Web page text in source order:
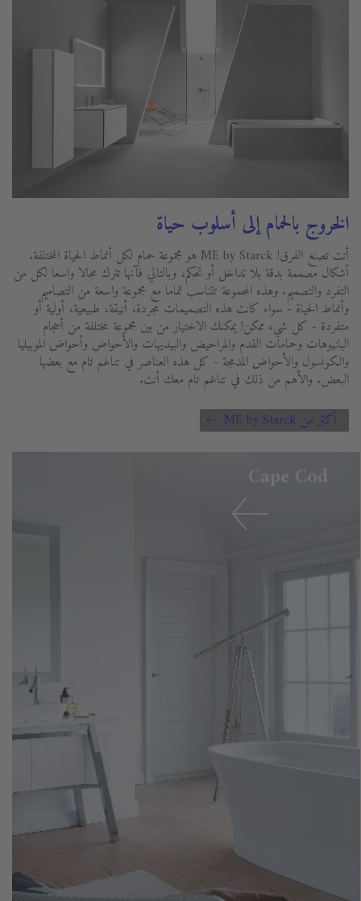
الخروج بالحمام إلى أسلوب حياة
أنت تصنع الفرق! ME by Starck هو مجموعة حمام لكل أنماط الحياة المختلفة.
أشكال مصممة بدقة بلا تداخل أو تحكم، وبالتالي فآنها تترك مجالا واسعا لكل من
التفرد والتصميم. وهذه المجموعة تتناسب تماما مع مجموعة واسعة من التصاميم
وأنماط الحياة - سواء كانت هذه التصميمات مجردة، أنيقة، طبيعية، أولية أو
متفردة - كل شيء ممكن! يمكنك الاختيار من بين مجموعة مختلفة من أحجام
البانيوهات وحمامات القدم والمراحيض والبيديهات والأحواض وأحواض الموبيليا
والكونسول والأحواض المدمجة - كل هذه العناصر في تناغم تام مع بعضها
البعض. والأهم من ذلك في تناغم تام معك أنت.
أكثر من ME by Starck
Cape Cod